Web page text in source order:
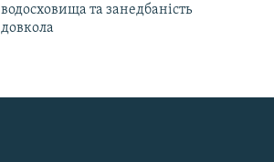
водосховища та занедбаність
довкола